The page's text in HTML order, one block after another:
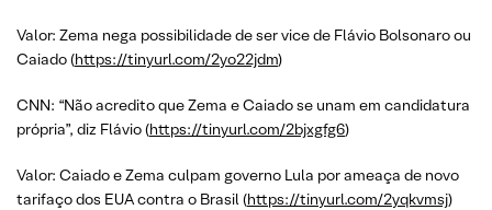
Valor: Zema nega possibilidade de ser vice de Flávio Bolsonaro ou
Caiado (https://tinyurl.com/2yo22jdm)
CNN: “Não acredito que Zema e Caiado se unam em candidatura
própria”, diz Flávio (https://tinyurl.com/2bjxgfg6)
Valor: Caiado e Zema culpam governo Lula por ameaça de novo
tarifaço dos EUA contra o Brasil (https://tinyurl.com/2yqkvmsj)